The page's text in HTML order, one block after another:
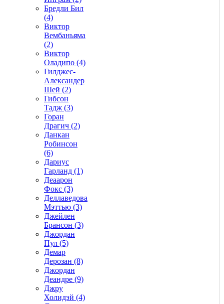
Бредли Бил
(4)
Виктор
Вембаньяма
(2)
Виктор
Оладипо (4)
Гилджес-
Александер
Шей (2)
Гибсон
Тадж (3)
Горан
Драгич (2)
Данкан
Робинсон
(6)
Дариус
Гарланд (1)
Деаарон
Фокс (3)
Деллаведова
Мэттью (3)
Джейлен
Брансон (3)
Джордан
Пул (5)
Демар
Дерозан (8)
Джордан
Деандре (9)
Джру
Холидэй (4)